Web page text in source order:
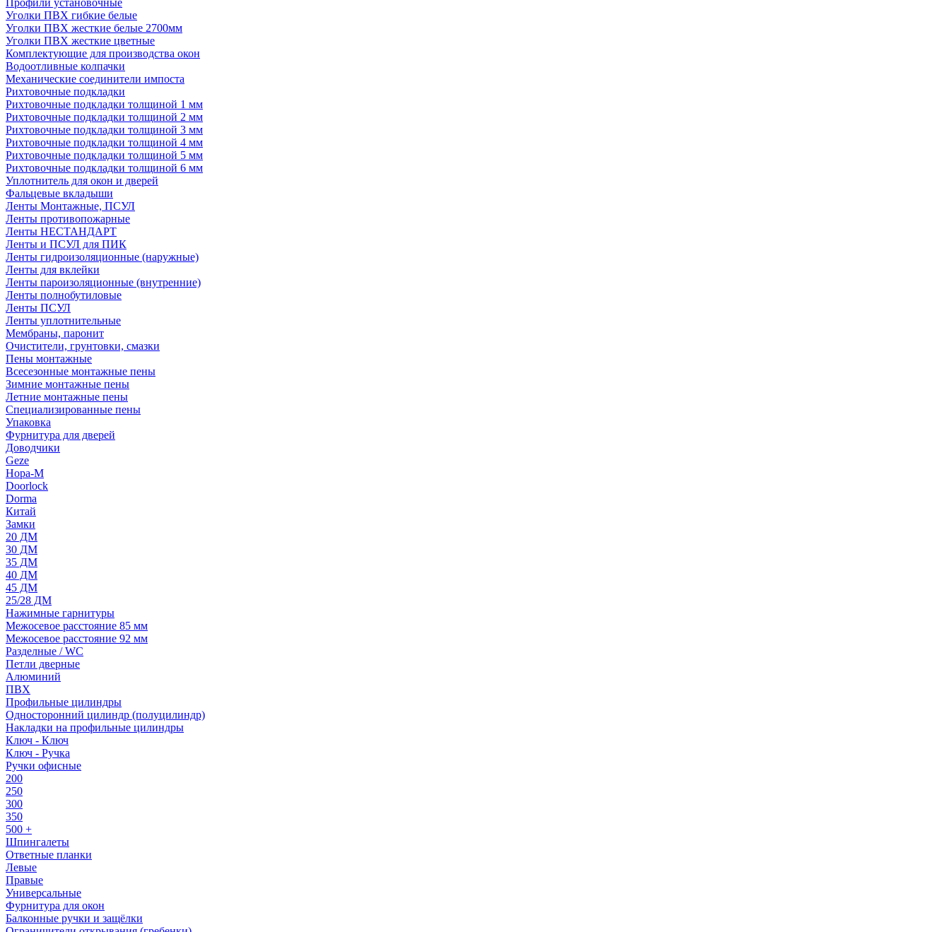
Профили установочные
Уголки ПВХ гибкие белые
Уголки ПВХ жесткие белые 2700мм
Уголки ПВХ жесткие цветные
Комплектующие для производства окон
Водоотливные колпачки
Механические соединители импоста
Рихтовочные подкладки
Рихтовочные подкладки толщиной 1 мм
Рихтовочные подкладки толщиной 2 мм
Рихтовочные подкладки толщиной 3 мм
Рихтовочные подкладки толщиной 4 мм
Рихтовочные подкладки толщиной 5 мм
Рихтовочные подкладки толщиной 6 мм
Уплотнитель для окон и дверей
Фальцевые вкладыши
Ленты Монтажные, ПСУЛ
Ленты противопожарные
Ленты НЕСТАНДАРТ
Ленты и ПСУЛ для ПИК
Ленты гидроизоляционные (наружные)
Ленты для вклейки
Ленты пароизоляционные (внутренние)
Ленты полнобутиловые
Ленты ПСУЛ
Ленты уплотнительные
Мембраны, паронит
Очистители, грунтовки, смазки
Пены монтажные
Всесезонные монтажные пены
Зимние монтажные пены
Летние монтажные пены
Специализированные пены
Упаковка
Фурнитура для дверей
Доводчики
Geze
Нора-М
Doorlock
Dorma
Китай
Замки
20 ДМ
30 ДМ
35 ДМ
40 ДМ
45 ДМ
25/28 ДМ
Нажимные гарнитуры
Межосевое расстояние 85 мм
Межосевое расстояние 92 мм
Разделные / WC
Петли дверные
Алюминий
ПВХ
Профильные цилиндры
Односторонний цилиндр (полуцилиндр)
Накладки на профильные цилиндры
Ключ - Ключ
Ключ - Ручка
Ручки офисные
200
250
300
350
500 +
Шпингалеты
Ответные планки
Левые
Правые
Универсальные
Фурнитура для окон
Балконные ручки и защёлки